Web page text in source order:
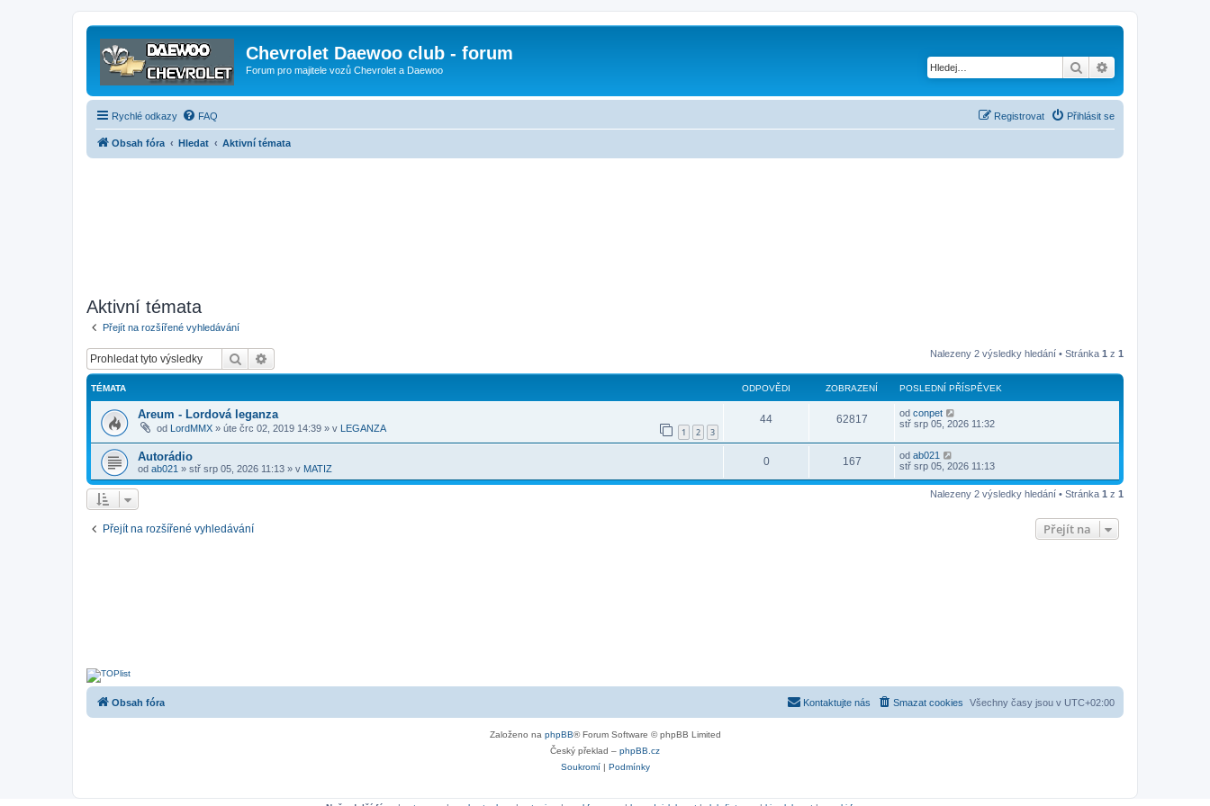
Chevrolet Daewoo club - forum
Forum pro majitele vozů Chevrolet a Daewoo Hledat
Rychlé odkazy FAQ Přihlásit se
Registrovat
Obsah fóra Hledat Aktivní témata
Aktivní témata
Přejít na rozšířené vyhledávání
Hledat Nalezeny 2 výsledky hledání • Stránka 1 z 1
TÉMATA ODPOVĚDI ZOBRAZENÍ POSLEDNÍ PŘÍSPĚVEK
Areum - Lordová leganza
od LordMMX » úte črc 02, 2019 14:39 » v LEGANZA 1 2 3
44 62817 od conpet
stř srp 05, 2026 11:32
Autorádio
od ab021 » stř srp 05, 2026 11:13 » v MATIZ
0 167 od ab021
stř srp 05, 2026 11:13
Nalezeny 2 výsledky hledání • Stránka 1 z 1
Přejít na rozšířené vyhledávání Přejít na
Obsah fóra Všechny časy jsou v UTC+02:00
Smazat cookies
Kontaktujte nás
Založeno na phpBB® Forum Software © phpBB Limited
Český překlad – phpBB.cz
Soukromí| Podmínky